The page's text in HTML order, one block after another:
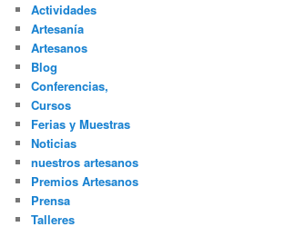
Actividades
Artesanía
Artesanos
Blog
Conferencias,
Cursos
Ferias y Muestras
Noticias
nuestros artesanos
Premios Artesanos
Prensa
Talleres